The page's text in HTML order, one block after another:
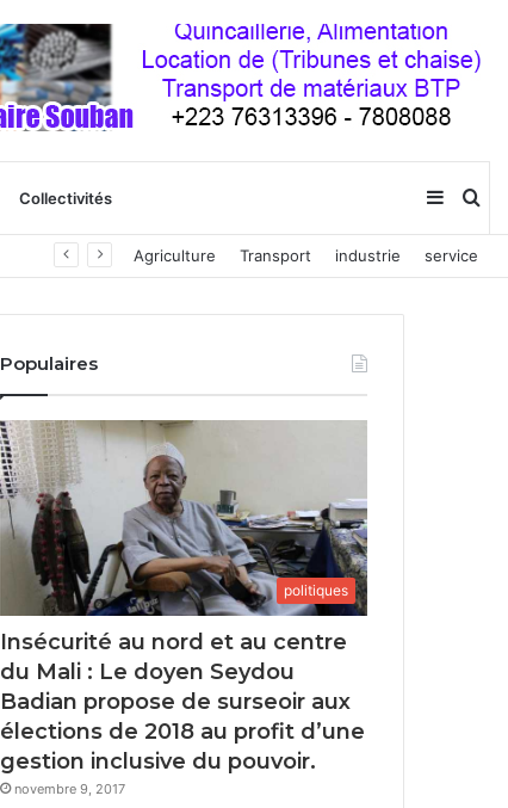
Collectivités
Agriculture Transport industrie service
Populaires
politiques
Insécurité au nord et au centre
du Mali : Le doyen Seydou
Badian propose de surseoir aux
élections de 2018 au profit d’une
gestion inclusive du pouvoir.
novembre 9, 2017